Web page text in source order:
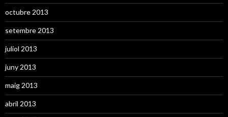
octubre 2013
setembre 2013
juliol 2013
juny 2013
maig 2013
abril 2013